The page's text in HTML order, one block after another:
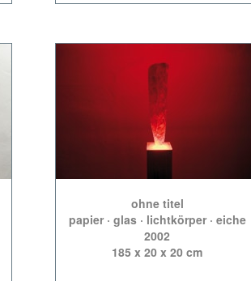
ohne titel
papier · glas · lichtkörper · eiche
2002
185 x 20 x 20 cm